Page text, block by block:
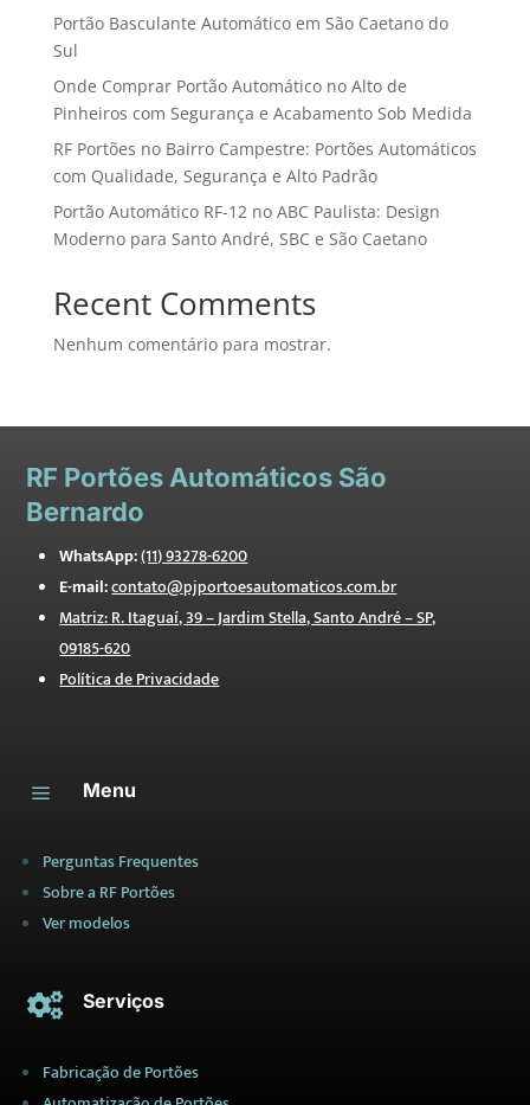
Portão Basculante Automático em São Caetano do
Sul
Onde Comprar Portão Automático no Alto de
Pinheiros com Segurança e Acabamento Sob Medida
RF Portões no Bairro Campestre: Portões Automáticos
com Qualidade, Segurança e Alto Padrão
Portão Automático RF-12 no ABC Paulista: Design
Moderno para Santo André, SBC e São Caetano
Recent Comments
Nenhum comentário para mostrar.
RF Portões Automáticos São
Bernardo
WhatsApp:(11) 93278-6200
E-mail:contato@pjportoesautomaticos.com.br
Matriz: R. Itaguaí, 39 – Jardim Stella, Santo André – SP,
09185-620
Política de Privacidade
a Menu
Perguntas Frequentes
Sobre a RF Portões
Ver modelos
 Serviços
Fabricação de Portões